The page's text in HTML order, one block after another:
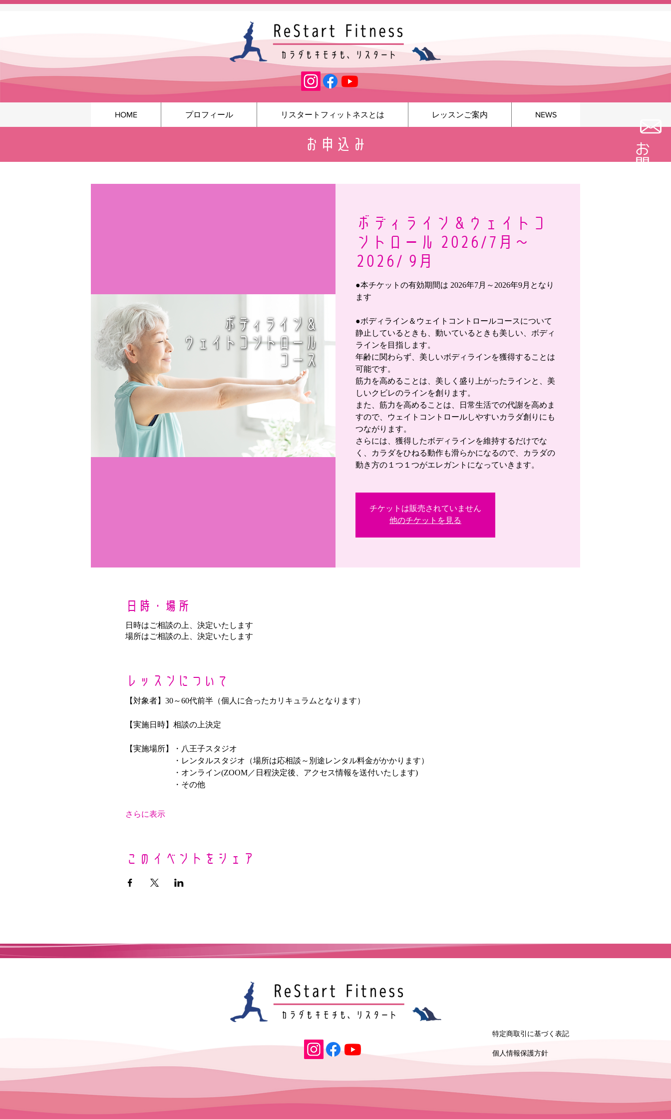
お問い合わせ
HOME プロフィール リスタートフィットネスとは レッスンご案内 NEWS
お申込み
ボディライン＆ウェイトコ
ントロール 2026/7月～
2026/ 9月
●本チケットの有効期間は 2026年7月～2026年9月となり
ます
●ボディライン＆ウェイトコントロールコースについて
静止しているときも、動いているときも美しい、ボディ
ラインを目指します。
年齢に関わらず、美しいボディラインを獲得することは
可能です。
筋力を高めることは、美しく盛り上がったラインと、美
しいクビレのラインを創ります。
また、筋力を高めることは、日常生活での代謝を高めま
すので、ウェイトコントロールしやすいカラダ創りにも
つながります。
さらには、獲得したボディラインを維持するだけでな
く、カラダをひねる動作も滑らかになるので、カラダの
動き方の１つ１つがエレガントになっていきます。
チケットは販売されていません
他のチケットを見る
日時・場所
日時はご相談の上、決定いたします
場所はご相談の上、決定いたします
レッスンについて
【対象者】30～60代前半（個人に合ったカリキュラムとなります）
【実施日時】相談の上決定
【実施場所】・八王子スタジオ
・レンタルスタジオ（場所は応相談～別途レンタル料金がかかります）
・オンライン(ZOOM／日程決定後、アクセス情報を送付いたします)
・その他
さらに表示
このイベントをシェア
特定商取引に基づく表記
​個人情報保護方針